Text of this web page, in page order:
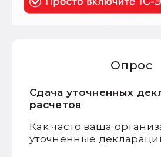
Опрос
Сдача уточненных
расчетов
Как часто ваша
уточненные